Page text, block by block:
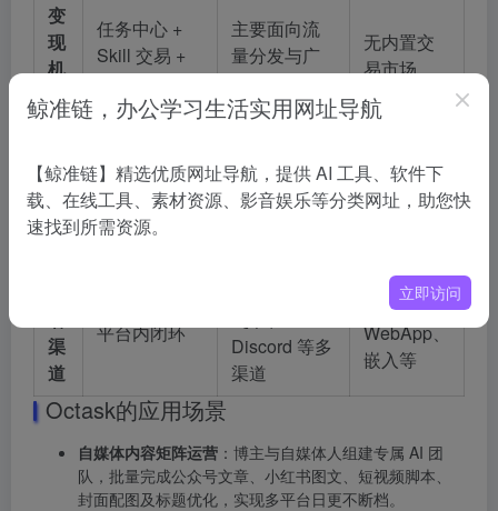
变
现
机
制
任务中心 +
Skill 交易 +
工作室雇佣
主要面向流
量分发与广
告
无内置交
易市场
格
化
设
员工有名字、
性格、创作风
格
Bot 可设人设
但偏工具属
无原生人
格化设计
渠
道
平台内闭环
Discord 等多
渠道
支持 API、
WebApp、
嵌入等
Octask的应用场景
自媒体内容矩阵运营 ：博主与自媒体人组建专属 AI 团
队，批量完成公众号文章、小红书图文、短视频脚本、
封面配图及标题优化，实现多平台日更不断档。
鲸准链，办公学习生活实用网址导航
【鲸准链】精选优质网址导航，提供 AI 工具、软件下
载、在线工具、素材资源、影音娱乐等分类网址，助您快
速找到所需资源。
立即访问